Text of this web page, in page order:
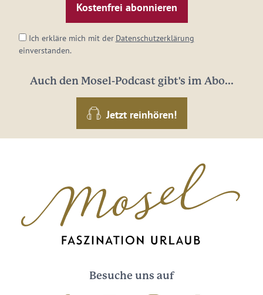
Adresse:
Ich erkläre mich mit der Datenschutzerklärung
einverstanden.
Auch den Mosel-Podcast gibt's im Abo...
Jetzt reinhören!
Besuche uns auf